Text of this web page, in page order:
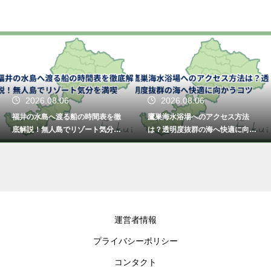
2026.08.06
福井の水島へ渡る船の時間表を徹
底解説！無人島でリゾート気分を
満喫
2026.08.06
鷹巣海水浴場へのアクセス方法
は？透明度抜群の海へ快適に向か
うコツ
運営者情報
プライバシーポリシー
コンタクト